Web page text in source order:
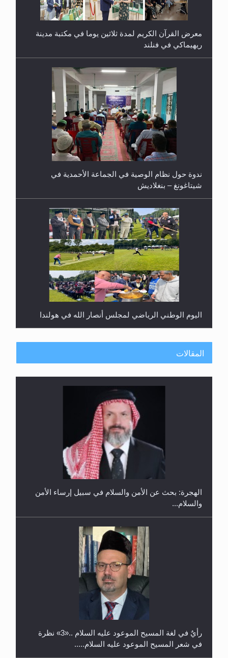
معرض القرآن الكريم لمدة ثلاثين يوما في مكتبة مدينة
ريهيماكي في فنلند
ندوة حول نظام الوصية في الجماعة الأحمدية في
شيتاغونغ – بنغلاديش
اليوم الوطني الرياضي لمجلس أنصار الله في هولندا
إتمام حفظ القرآن الكريم لثلاثة طلاب من مدرسة الحفظ
حفل توزيع الشهادات في الجامعة الأحمدية بنيجيريا لعام
المقالات
الهجرة: بحث عن الأمن والسلام في سبيل إرساء الأمن
في شعر المسيح الموعود عليه السلام.....